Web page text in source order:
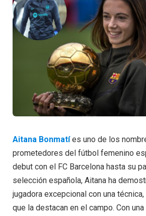
Aitana Bonmatíes uno de los
prometedores del fútbol femenino
debut con el FC Barcelona hasta su
selección española, Aitana ha
jugadora excepcional con una
que la destacan en el campo. Con